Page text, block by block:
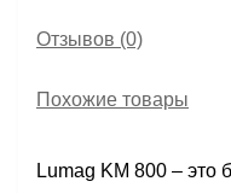
Отзывов (0)
Похожие товары
Lumag KM 800 – это